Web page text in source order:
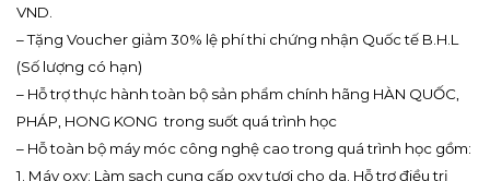
VND.
– Tặng Voucher giảm 30% lệ phí thi chứng nhận Quốc tế B.H.L
(Số lượng có hạn)
– Hỗ trợ thực hành toàn bộ sản phẩm chính hãng HÀN QUỐC,
PHÁP, HONG KONG trong suốt quá trình học
– Hỗ toàn bộ máy móc công nghệ cao trong quá trình học gồm:
1. Máy oxy: Làm sạch cung cấp oxy tươi cho da. Hỗ trợ điều trị